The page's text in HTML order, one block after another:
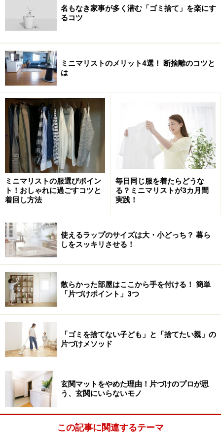
名もなき家事が多く潜む「ゴミ捨て」を楽にす
るコツ
ミニマリストのメリット4選！ 断捨離のコツと
は
ミニマリストの服選びポイン
ト！おしゃれに過ごすコツと
着回し方法
毎日同じ服を着たらどうな
る？ミニマリストが3カ月間
実践！
使えるラップのサイズは大・小どっち？ 暮ら
しをスッキリさせる！
散らかった部屋はここから手を付ける！ 簡単
「片づけポイント」3つ
「ゴミを捨てない子ども」と「捨てたい親」の
片づけメソッド
玄関マットをやめた理由！片づけのプロが思
う、玄関にいらないモノ
この記事に関連するテーマ